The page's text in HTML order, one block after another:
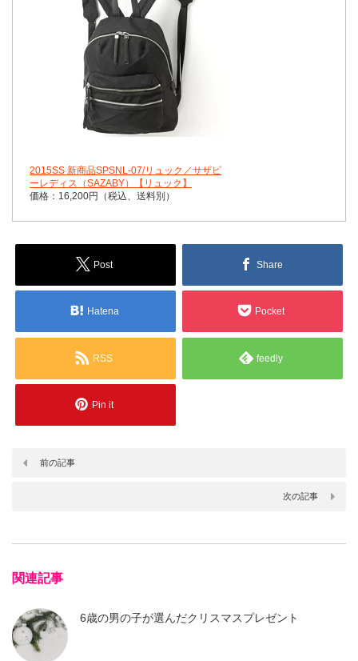
2015SS 新商品SPSNL-07/リュック／サザビ
ーレディス（SAZABY）【リュック】
価格：16,200円（税込、送料別）
Post Share
Hatena Pocket
RSS feedly
Pin it
前の記事
次の記事
関連記事
6歳の男の子が選んだクリスマスプレゼント